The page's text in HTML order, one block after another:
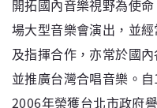
開拓國內音樂視野為使
場大型音樂會演出，並
及指揮合作，亦常於國
並推廣台灣合唱音樂。
2006年榮獲台北市政府